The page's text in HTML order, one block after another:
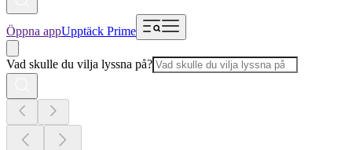
Öppna appUpptäck Prime
Vad skulle du vilja lyssna på?